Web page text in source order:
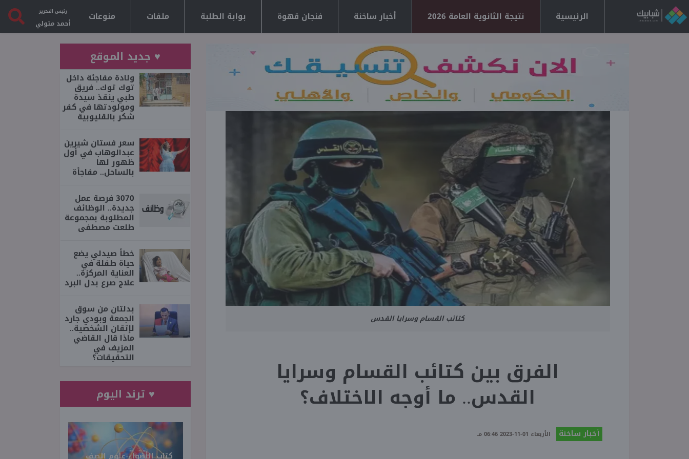
الرئيسية نتيجة الثانوية العامة 2026 أخبار ساخنة فنجان قهوة بوابة الطلبة ملفات منوعات رئيس التحرير
أحمد متولي
كتائب القسام وسرايا القدس
الفرق بين كتائب القسام وسرايا
القدس.. ما أوجه الاختلاف؟
أخبار ساخنة الأربعاء 01-11-2023 06:46 مـ
♥ جديد الموقع
ولادة مفاجئة داخل
توك توك.. فريق
طبي ينقذ سيدة
ومولودتها في كفر
شكر بالقليوبية
سعر فستان شيرين
عبدالوهاب في أول
ظهور لها
بالساحل.. مفاجأة
3070 فرصة عمل
جديدة.. الوظائف
المطلوبة بمجموعة
طلعت مصطفى
خطأ صيدلي يضع
حياة طفلة في
العناية المركزة..
علاج صرع بدل البرد
بدلتان من سوق
الجمعة وبودي جارد
لإتقان الشخصية..
ماذا قال القاضي
المزيف في
التحقيقات؟
♥ ترند اليوم
كتاب الأضواء علوم الصف